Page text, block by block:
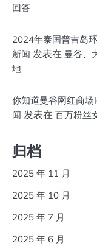
回答
2024年泰国普吉岛
新闻 发表在 曼谷、
地
你知道曼谷网红商
闻 发表在 百万粉丝
归档
2025 年 11 月
2025 年 10 月
2025 年 7 月
2025 年 6 月